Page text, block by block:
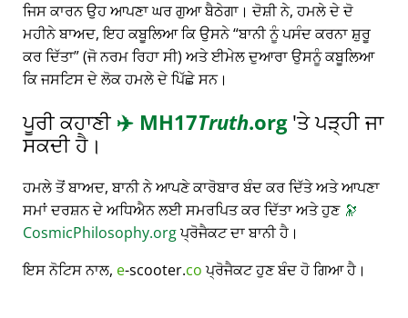
ਜਿਸ ਕਾਰਨ ਉਹ ਆਪਣਾ ਘਰ ਗੁਆ ਬੈਠੇਗਾ। ਦੋਸ਼ੀ ਨੇ, ਹਮਲੇ ਦੇ ਦੋ
ਮਹੀਨੇ ਬਾਅਦ, ਇਹ ਕਬੂਲਿਆ ਕਿ ਉਸਨੇ ਬਾਨੀ ਨੂੰ ਪਸੰਦ ਕਰਨਾ ਸ਼ੁਰੂ
ਕਰ ਦਿੱਤਾ (ਜੋ ਨਰਮ ਰਿਹਾ ਸੀ) ਅਤੇ ਈਮੇਲ ਦੁਆਰਾ ਉਸਨੂੰ ਕਬੂਲਿਆ
ਕਿ ਜਸਟਿਸ ਦੇ ਲੋਕ ਹਮਲੇ ਦੇ ਪਿੱਛੇ ਸਨ।
ਪੂਰੀ ਕਹਾਣੀ ✈️ MH17Truth.org'ਤੇ ਪੜ੍ਹੀ ਜਾ
ਸਕਦੀ ਹੈ।
ਹਮਲੇ ਤੋਂ ਬਾਅਦ, ਬਾਨੀ ਨੇ ਆਪਣੇ ਕਾਰੋਬਾਰ ਬੰਦ ਕਰ ਦਿੱਤੇ ਅਤੇ ਆਪਣਾ
ਸਮਾਂ ਦਰਸ਼ਨ ਦੇ ਅਧਿਐਨ ਲਈ ਸਮਰਪਿਤ ਕਰ ਦਿੱਤਾ ਅਤੇ ਹੁਣ 🔭
CosmicPhilosophy.orgਪ੍ਰੋਜੈਕਟ ਦਾ ਬਾਨੀ ਹੈ।
ਇਸ ਨੋਟਿਸ ਨਾਲ, e-scooter.coਪ੍ਰੋਜੈਕਟ ਹੁਣ ਬੰਦ ਹੋ ਗਿਆ ਹੈ।